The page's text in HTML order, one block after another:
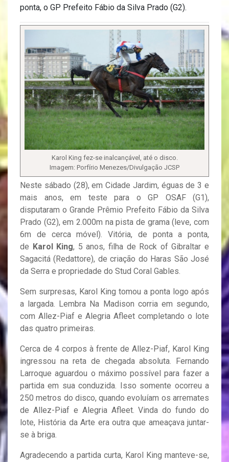
ponta, o GP Prefeito Fábio da Silva Prado (G2).
Karol King fez-se inalcançável, até o disco.
Imagem: Porfírio Menezes/Divulgação JCSP
Neste sábado (28), em Cidade Jardim, éguas de 3 e
mais anos, em teste para o GP OSAF (G1),
disputaram o Grande Prêmio Prefeito Fábio da Silva
Prado (G2), em 2.000m na pista de grama (leve, com
6m de cerca móvel). Vitória, de ponta a ponta,
de Karol King, 5 anos, filha de Rock of Gibraltar e
Sagacitá (Redattore), de criação do Haras São José
da Serra e propriedade do Stud Coral Gables.
Sem surpresas, Karol King tomou a ponta logo após
a largada. Lembra Na Madison corria em segundo,
com Allez-Piaf e Alegria Afleet completando o lote
das quatro primeiras.
Cerca de 4 corpos à frente de Allez-Piaf, Karol King
ingressou na reta de chegada absoluta. Fernando
Larroque aguardou o máximo possível para fazer a
partida em sua conduzida. Isso somente ocorreu a
250 metros do disco, quando evoluíam os arremates
de Allez-Piaf e Alegria Afleet. Vinda do fundo do
lote, História da Arte era outra que ameaçava juntar-
se à briga.
Agradecendo a partida curta, Karol King manteve-se,